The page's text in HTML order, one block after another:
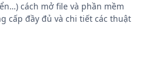
cách mở file và phần mềm
cấp đầy đủ và chi tiết các thuật